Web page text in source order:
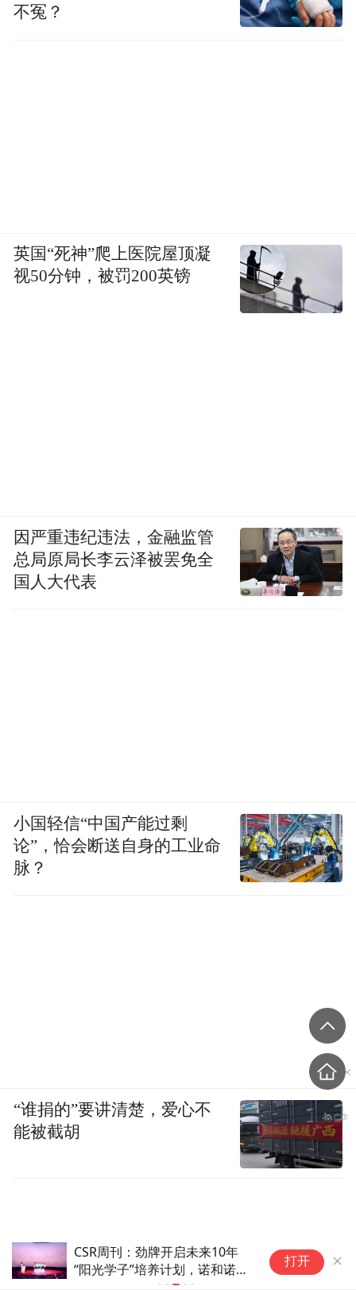
CSR周刊：劲牌开启未来10年
“阳光学子”培养计划，诺和诺德
中国发布首份可持续发展案例集
打开
不冤？
英国“死神”爬上医院屋顶凝
视50分钟，被罚200英镑
因严重违纪违法，金融监管
总局原局长李云泽被罢免全
国人大代表
小国轻信“中国产能过剩
论”，恰会断送自身的工业命
脉？
“谁捐的”要讲清楚，爱心不
能被截胡